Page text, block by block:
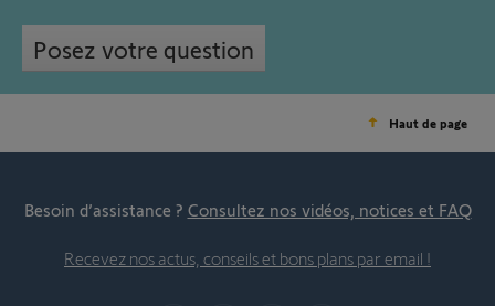
Posez votre question
Haut de page
Besoin d’assistance ? Consultez nos vidéos, notices et FAQ
Recevez nos actus, conseils et bons plans par email !